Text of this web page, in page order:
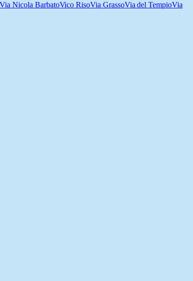
Via Nicola BarbatoVico RisoVia GrassoVia del TempioVia